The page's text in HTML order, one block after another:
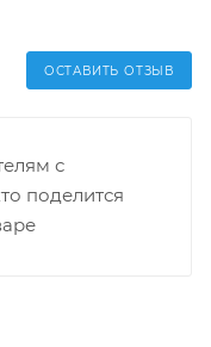
ОСТАВИТЬ ОТЗЫВ
с
поделится